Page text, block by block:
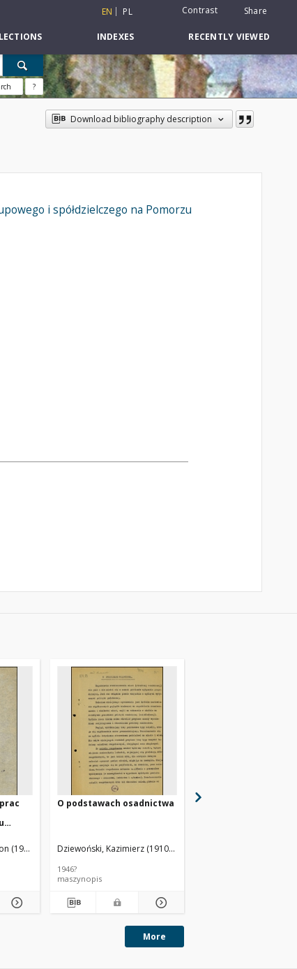
EN PL Contrast Share
INDEXES RECENTLY VIEWED
?
Download bibliography description
i spółdzielczego na Pomorzu
(1902-1991).
O podstawach osadnictwa
Dziewoński, Kazimierz (1910-1994).
1946?
maszynopis
More